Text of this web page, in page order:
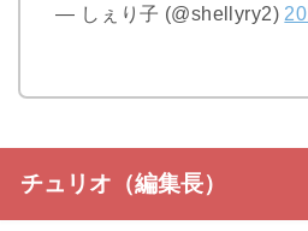
— しぇり子 (@shellyry2)
チュリオ（編集長）